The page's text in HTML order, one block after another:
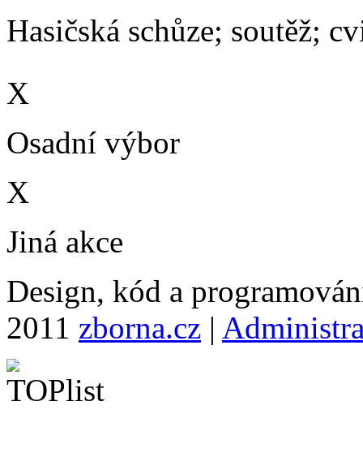
Hasičská schůze; soutěž;
X
Osadní výbor
X
Jiná akce
Design, kód a
2011 zborna.cz |